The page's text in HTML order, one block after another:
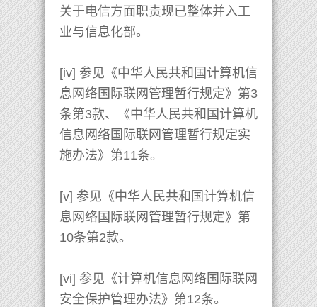
关于电信方面职责现已整体并入工
业与信息化部。
[iv] 参见《中华人民共和国计算机信
息网络国际联网管理暂行规定》第3
条第3款、《中华人民共和国计算机
信息网络国际联网管理暂行规定实
施办法》第11条。
[v] 参见《中华人民共和国计算机信
息网络国际联网管理暂行规定》第
10条第2款。
[vi] 参见《计算机信息网络国际联网
安全保护管理办法》第12条。